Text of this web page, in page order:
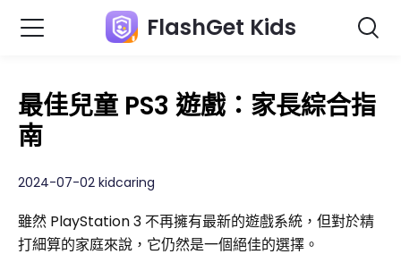
FlashGet Kids
最佳兒童 PS3 遊戲：家長綜合指
南
2024-07-02 kidcaring
雖然 PlayStation 3 不再擁有最新的遊戲系統，但對於精
打細算的家庭來說，它仍然是一個絕佳的選擇。